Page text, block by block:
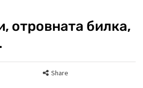
отровната билка,
Share